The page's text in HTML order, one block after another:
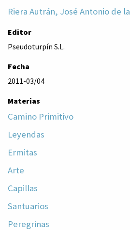
Riera Autrán, José Antonio de la
Editor
Pseudoturpín S.L.
Fecha
2011-03/04
Materias
Camino Primitivo
Leyendas
Ermitas
Arte
Capillas
Santuarios
Peregrinas